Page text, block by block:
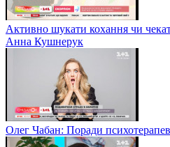
Активно шукати кохання чи
Анна Кушнерук
Олег Чабан: Поради